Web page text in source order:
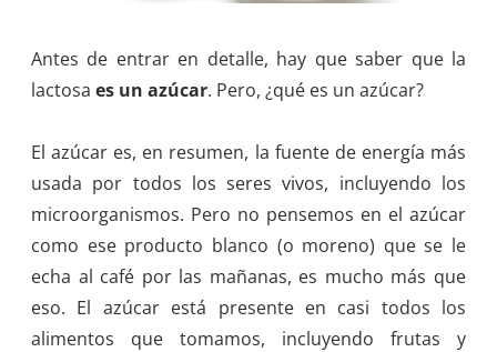
Antes de entrar en detalle, hay que saber que la
lactosa es un azúcar. Pero, ¿qué es un azúcar?
El azúcar es, en resumen, la fuente de energía más
usada por todos los seres vivos, incluyendo los
microorganismos. Pero no pensemos en el azúcar
como ese producto blanco (o moreno) que se le
echa al café por las mañanas, es mucho más que
eso. El azúcar está presente en casi todos los
alimentos que tomamos, incluyendo frutas y